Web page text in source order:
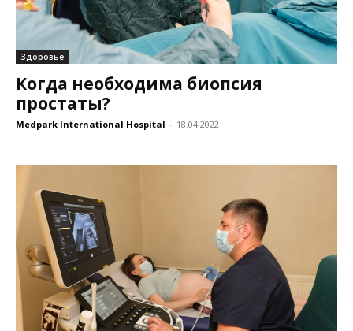
Здоровье
Когда необходима биопсия
простаты?
Medpark International Hospital - 18.04.2022